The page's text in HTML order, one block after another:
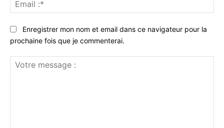
:*
Enregistrer mon nom et email dans ce navigateur pour la
prochaine fois que je commenterai.